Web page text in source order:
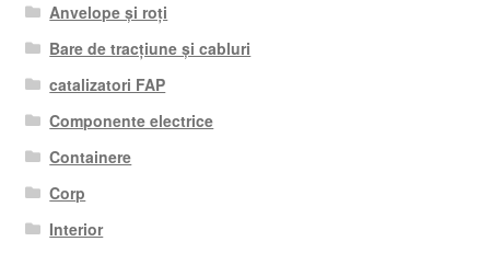
Anvelope și roți
Bare de tracțiune și cabluri
catalizatori FAP
Componente electrice
Containere
Corp
Interior